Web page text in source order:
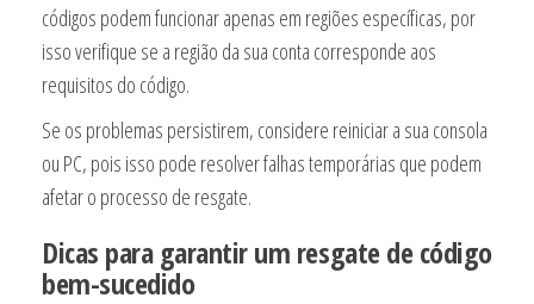
códigos podem funcionar apenas em regiões específicas, por
isso verifique se a região da sua conta corresponde aos
requisitos do código.
Se os problemas persistirem, considere reiniciar a sua consola
ou PC, pois isso pode resolver falhas temporárias que podem
afetar o processo de resgate.
Dicas para garantir um resgate de código
bem-sucedido